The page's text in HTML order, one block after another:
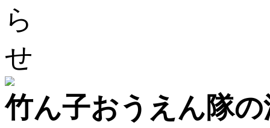
竹ん子おうえん隊